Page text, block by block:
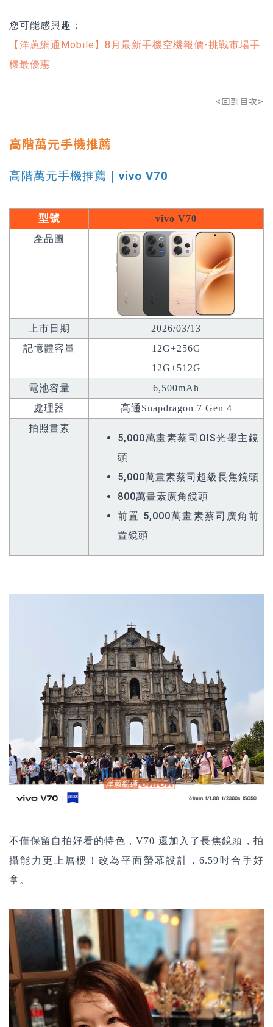
您可能感興趣：
【洋蔥網通Mobile】8月最新手機空機報價-挑戰市場手
機最優惠
<回到目次>
高階萬元手機推薦
高階萬元手機推薦｜ vivo V70
型號 vivo V70
產品圖
上市日期
2026/03/13
記憶體容量
12G+256G
12G+512G
電池容量
6,500mAh
處理器
高通Snapdragon 7 Gen 4
拍照畫素
5,000萬畫素蔡司OIS光學主鏡
頭
5,000萬畫素蔡司超級長焦鏡頭
800萬畫素廣角鏡頭
前置 5,000萬畫素蔡司廣角前
置鏡頭
不僅保留自拍好看的特色，V70 還加入了長焦鏡頭，拍
攝能力更上層樓！改為平面螢幕設計，6.59吋合手好
拿。